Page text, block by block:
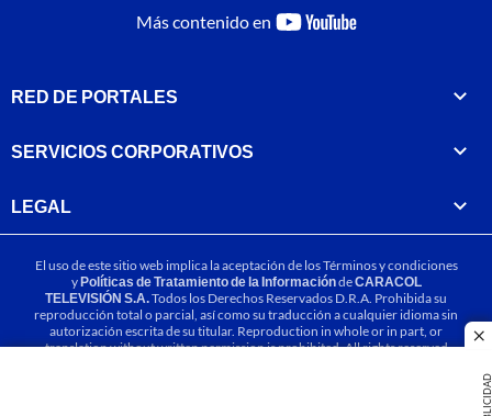
Más contenido en
youtube-
RED DE PORTALES
SERVICIOS CORPORATIVOS
LEGAL
El uso de este sitio web implica la aceptación de losTérminos y condiciones
yPolíticas de Tratamiento de la InformacióndeCARACOL
TELEVISIÓN S.A.Todos los Derechos Reservados D.R.A. Prohibida su
reproducción total o parcial, así como su traducción a cualquier idioma sin
autorización escrita de su titular. Reproduction in whole or in part, or
translation without written permission is prohibited. All rights reserved